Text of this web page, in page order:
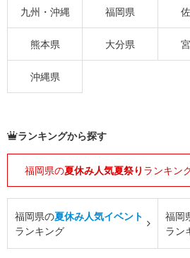
九州・沖縄 福岡県
熊本県 大分県
沖縄県
ランキングから探す
福岡県の夏休み人気夏祭り ランキン
福岡県の夏休み人気イベント
ランキング
福岡
ラン